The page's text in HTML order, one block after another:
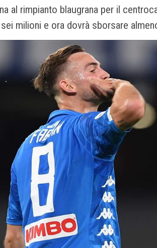
al rimpianto blaugrana per il
milioni e ora dovrà sborsare